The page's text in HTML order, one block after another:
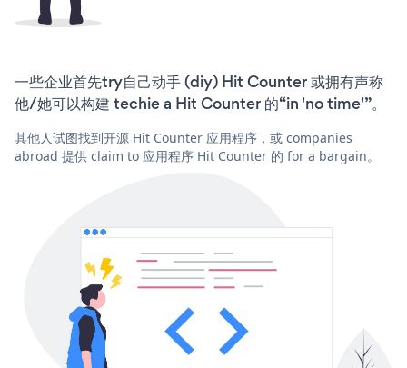
一些企业首先try自己动手 (diy) Hit Counter 或拥有声称
他/她可以构建 techie a Hit Counter 的“in 'no time'”。
其他人试图找到开源 Hit Counter 应用程序，或 companies
abroad 提供 claim to 应用程序 Hit Counter 的 for a bargain。